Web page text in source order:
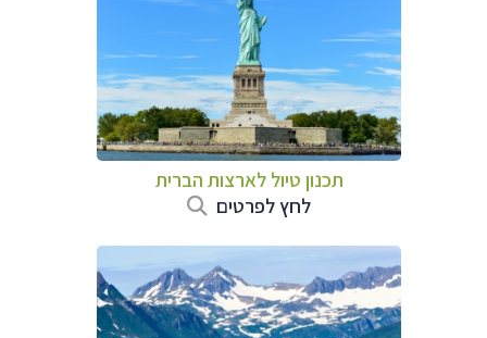
תכנון טיול לארצות הברית
לחץ לפרטים